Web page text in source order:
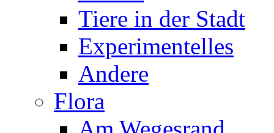
Tiere in der Stadt
Experimentelles
Andere
Flora